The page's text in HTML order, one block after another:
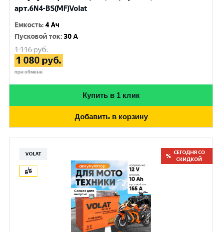
арт.6N4-BS(MF)Volat
Емкость:4 Ач
Пусковой ток:30 A
1 116руб.
1 080 руб.
при обмене
Купить в 1 клик
Добавить в корзину
VOLAT
СЕГОДНЯ СО
СКИДКОЙ